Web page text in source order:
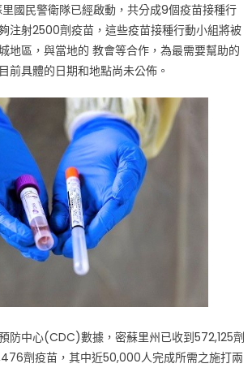
州
籌
建
大
疫
苗
接
種
地
點〉
中
國民警衛隊已經啟動，共分成9個疫苗接種行
注射2500劑疫苗，這些疫苗接種行動小組將被
地區，與當地的 教會等合作，為最需要幫助的
前具體的日期和地點尚未公佈。
防中心(CDC)數據，密蘇里州已收到572,125劑
劑疫苗，其中近50,000人完成所需之施打兩